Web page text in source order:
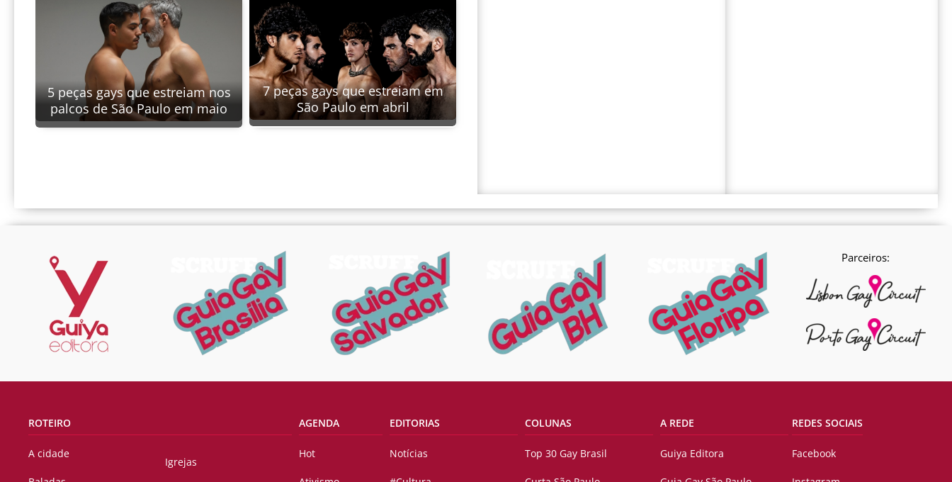
5 peças gays que estreiam nos
palcos de São Paulo em maio
7 peças gays que estreiam em
São Paulo em abril
Parceiros:
ROTEIRO
A cidade
Igrejas
AGENDA
Hot
EDITORIAS
Notícias
COLUNAS
Top 30 Gay Brasil
A REDE
Guiya Editora
REDES SOCIAIS
Facebook